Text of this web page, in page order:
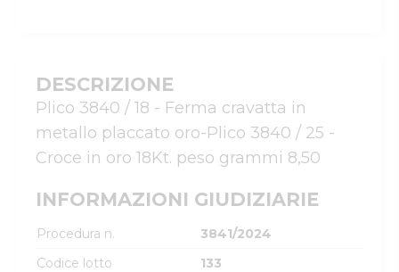
DESCRIZIONE
Plico 3840 / 18 - Ferma cravatta in
metallo placcato oro-Plico 3840 / 25 -
Croce in oro 18Kt. peso grammi 8,50
INFORMAZIONI GIUDIZIARIE
Procedura n.
3841/2024
Codice lotto
133